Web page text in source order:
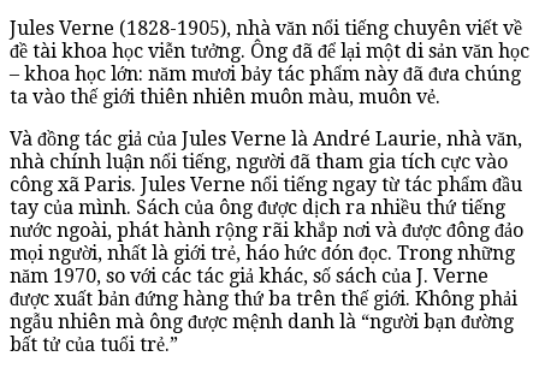
Jules Verne (1828-1905), nhà văn nổi tiếng chuyên viết về
đề tài khoa học viễn tưởng. Ông đã để lại một di sản văn học
– khoa học lớn: năm mươi bảy tác phẩm này đã đưa chúng
ta vào thế giới thiên nhiên muôn màu, muôn vẻ.
Và đồng tác giả của Jules Verne là André Laurie, nhà văn,
nhà chính luận nổi tiếng, người đã tham gia tích cực vào
công xã Paris. Jules Verne nổi tiếng ngay từ tác phẩm đầu
tay của mình. Sách của ông được dịch ra nhiều thứ tiếng
nước ngoài, phát hành rộng rãi khắp nơi và được đông đảo
mọi người, nhất là giới trẻ, háo hức đón đọc. Trong những
năm 1970, so với các tác giả khác, số sách của J. Verne
được xuất bản đứng hàng thứ ba trên thế giới. Không phải
ngẫu nhiên mà ông được mệnh danh là “người bạn đường
bất tử của tuổi trẻ.”